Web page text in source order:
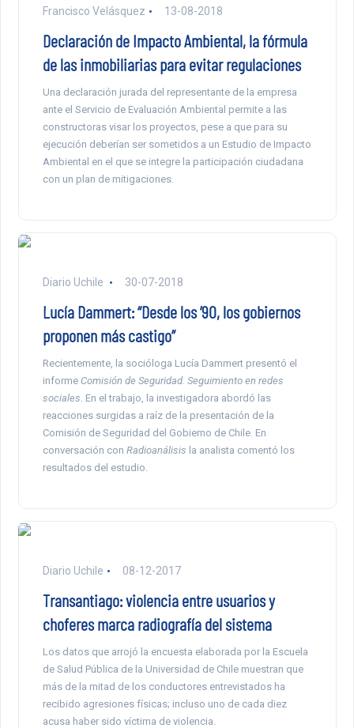
Francisco Velásquez 13-08-2018
Declaración de Impacto Ambiental, la fórmula
de las inmobiliarias para evitar regulaciones
Una declaración jurada del representante de la empresa
ante el Servicio de Evaluación Ambiental permite a las
constructoras visar los proyectos, pese a que para su
ejecución deberían ser sometidos a un Estudio de Impacto
Ambiental en el que se integre la participación ciudadana
con un plan de mitigaciones.
Diario Uchile 30-07-2018
Lucía Dammert: “Desde los ’90, los gobiernos
proponen más castigo”
Recientemente, la socióloga Lucía Dammert presentó el
informe Comisión de Seguridad. Seguimiento en redes
sociales . En el trabajo, la investigadora abordó las
reacciones surgidas a raíz de la presentación de la
Comisión de Seguridad del Gobierno de Chile. En
conversación con Radioanálisis la analista comentó los
resultados del estudio.
Diario Uchile 08-12-2017
Transantiago: violencia entre usuarios y
choferes marca radiografía del sistema
Los datos que arrojó la encuesta elaborada por la Escuela
de Salud Pública de la Universidad de Chile muestran que
más de la mitad de los conductores entrevistados ha
recibido agresiones físicas; incluso uno de cada diez
acusa haber sido víctima de violencia.